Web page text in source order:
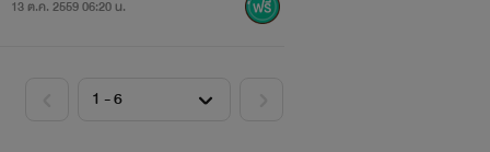
13 ต.ค. 2559 06:20 น.